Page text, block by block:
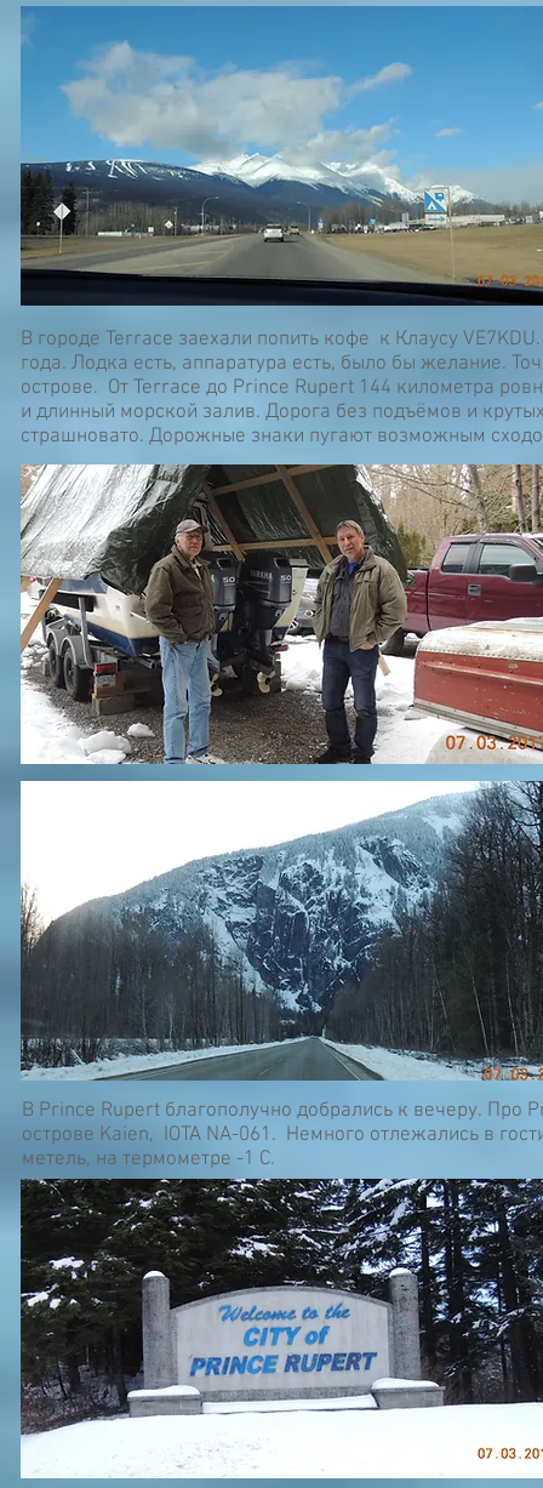
В городе Terrace заехали попить кофе к Клаусу
года. Лодка есть, аппаратура есть, было бы желание.
острове. От Terrace до Prince Rupert 144 километра
и длинный морской залив. Дорога без подъёмов и
страшновато. Дорожные знаки пугают возможным
В Prince Rupert благополучно добрались к вечеру. Про
острове Kaien, IOTA NA-061. Немного отлежались в
метель, на термометре -1 С.